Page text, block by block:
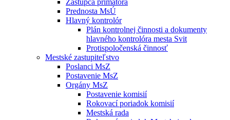
Zástupca primátora
Prednosta MsÚ
Hlavný kontrolór
Plán kontrolnej činnosti a dokumenty
hlavného kontrolóra mesta Svit
Protispoločenská činnosť
Mestské zastupiteľstvo
Poslanci MsZ
Postavenie MsZ
Orgány MsZ
Postavenie komisií
Rokovací poriadok komisií
Mestská rada